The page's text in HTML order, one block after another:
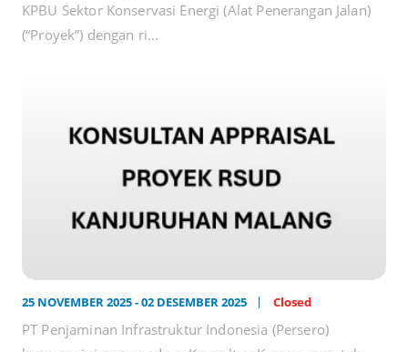
KPBU Sektor Konservasi Energi (Alat Penerangan Jalan)
(“Proyek”) dengan ri...
25 NOVEMBER 2025 - 02 DESEMBER 2025 Closed
PT Penjaminan Infrastruktur Indonesia (Persero)